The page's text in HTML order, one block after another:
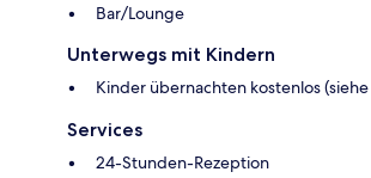
Bar/Lounge
Unterwegs mit Kindern
Kinder übernachten kostenlos
Services
24-Stunden-Rezeption